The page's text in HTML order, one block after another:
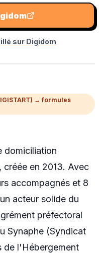
sur Digidom
→ formules
domiciliation
créée en 2013. Avec
accompagnés et 8
acteur solide du
préfectoral
Synaphe (Syndicat
de l'Hébergement